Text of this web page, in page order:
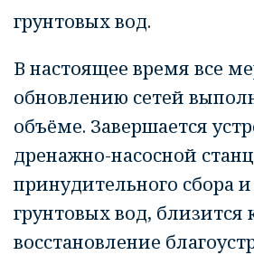
грунтовых вод.
В настоящее время все
обновлению сетей
объёме. Завершается
дренажно-насосной
принудительного сбора
грунтовых вод, близится
восстановление